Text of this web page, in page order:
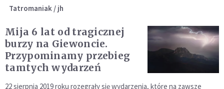
Tatromaniak / jh
Mija 6 lat od tragicznej
burzy na Giewoncie.
Przypominamy przebieg
tamtych wydarzeń
22 sierpnia 2019 roku rozegrały się wydarzenia, które na zawsze